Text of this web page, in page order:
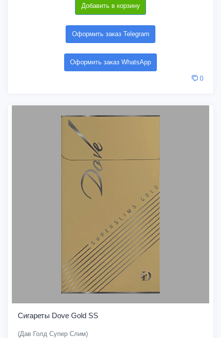
Добавить в корзину
Оформить заказ Telegram
Оформить заказ WhatsApp
0
Сигареты Dove Gold SS
(Дав Голд Супер Слим)